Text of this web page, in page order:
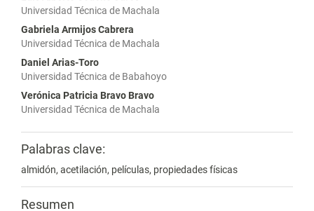
Universidad Técnica de Machala
Gabriela Armijos Cabrera
Universidad Técnica de Machala
Daniel Arias-Toro
Universidad Técnica de Babahoyo
Verónica Patricia Bravo Bravo
Universidad Técnica de Machala
Palabras clave:
almidón, acetilación, películas, propiedades físicas
Resumen